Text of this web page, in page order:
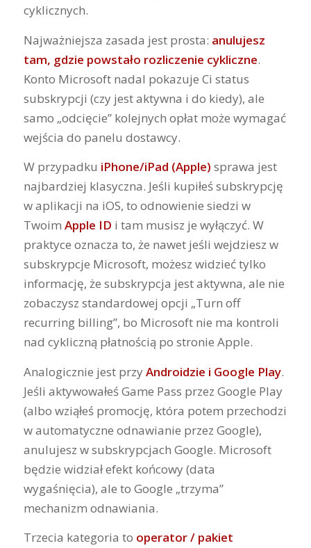
cyklicznych.
Najważniejsza zasada jest prosta: anulujesz
tam, gdzie powstało rozliczenie cykliczne.
Konto Microsoft nadal pokazuje Ci status
subskrypcji (czy jest aktywna i do kiedy), ale
samo „odcięcie” kolejnych opłat może wymagać
wejścia do panelu dostawcy.
W przypadku iPhone/iPad (Apple) sprawa jest
najbardziej klasyczna. Jeśli kupiłeś subskrypcję
w aplikacji na iOS, to odnowienie siedzi w
Twoim Apple ID i tam musisz je wyłączyć. W
praktyce oznacza to, że nawet jeśli wejdziesz w
subskrypcje Microsoft, możesz widzieć tylko
informację, że subskrypcja jest aktywna, ale nie
zobaczysz standardowej opcji „Turn off
recurring billing”, bo Microsoft nie ma kontroli
nad cykliczną płatnością po stronie Apple.
Analogicznie jest przyAndroidzie i Google Play.
Jeśli aktywowałeś Game Pass przez Google Play
(albo wziąłeś promocję, która potem przechodzi
w automatyczne odnawianie przez Google),
anulujesz w subskrypcjach Google. Microsoft
będzie widział efekt końcowy (data
wygaśnięcia), ale to Google „trzyma”
mechanizm odnawiania.
Trzecia kategoria to operator / pakiet